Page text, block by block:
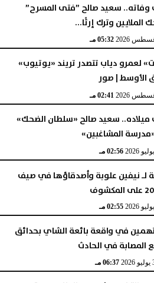
سعيد صالح ”فتى المسرح”
الملايين وترك إرثًا...
05:32 مـ
لعمرو دياب تتصدر تريند «يوتيوب»
الأوسط | صور
02:41 مـ
سعيد صالح «سلطان الضحك»
المشاغبين»
02:56 مـ
لـ نيفين علوبة وأصدقاؤها في صيف
02:55 مـ
في واقعة بائعة الشاي بحدائق
المصابة في الحادث
06:37 مـ